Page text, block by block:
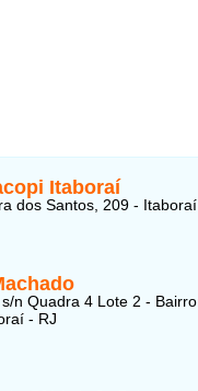
Itaboraí
dos Santos, 209 -
n Quadra 4 Lote 2 -
- RJ